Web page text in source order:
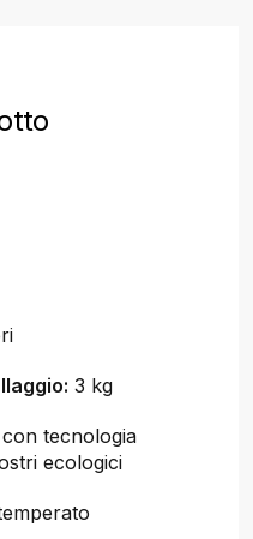
3 kg
tecnologia
ecologici